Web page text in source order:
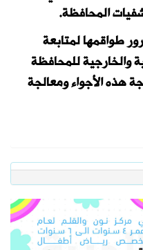
المحافظة.
طواقمها لمتابعة
والخارجية للمحافظة
هذه الأجواء ومعالجة